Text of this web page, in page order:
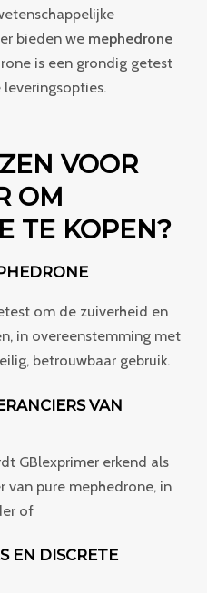
bieden we mephedrone
is een grondig getest
VOOR
OM
TE KOPEN?
om de zuiverheid en
in overeenstemming met
betrouwbaar gebruik.
VAN
GBlexprimer erkend als
van pure mephedrone, in
of
EN DISCRETE